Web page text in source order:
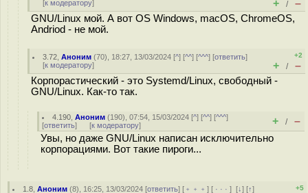
[к модератору] + / –
GNU/Linux мой. А вот OS Windows, macOS, ChromeOS,
Andriod - не мой.
3.72 ,Аноним (70), 18:27, 13/03/2024 [^] [^^] [^^^] [ответить]
[к модератору]
+2
+ / –
Корпорастический - это Systemd/Linux, свободный -
GNU/Linux. Как-то так.
4.190 ,Аноним (190), 07:54, 15/03/2024 [^] [^^] [^^^]
[ответить] [к модератору] + / –
Увы, но даже GNU/Linux написан исключительно
корпорациями. Вот такие пироги...
1.8 ,Аноним (8), 16:25, 13/03/2024 [ответить] [ ﹢﹢﹢] [ · · ·][↓] [↑]
+5